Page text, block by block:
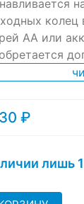
колец
АА или
₽
лишь 1